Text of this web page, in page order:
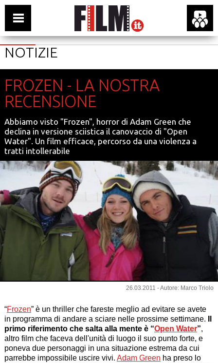
NOTIZIE
FROZEN - LA NOSTRA
RECENSIONE
Abbiamo visto "Frozen", horror di Adam Green che
declina in versione sciistica il canovaccio di "Open
Water". Un film efficace, percorso da una violenza a
tratti intollerabile
26.03.2011 - Autore: Marco Triolo
“Frozen” è un thriller che fareste meglio ad evitare se avete
in programma di andare a sciare nelle prossime settimane.
primo riferimento che salta alla mente è “Open Water”,
altro film che faceva dell'unità di luogo il suo punto forte, e
poneva due personaggi in una situazione estrema da cui
parrebbe impossibile uscire vivi. Adam Green ha preso lo